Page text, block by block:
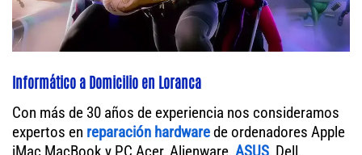
Informático a Domicilio en Loranca
Con más de 30 años de experiencia nos consideramos
expertos en reparación hardwarede ordenadores Apple
iMac MacBook y PC Acer, Alienware, ASUS, Dell,